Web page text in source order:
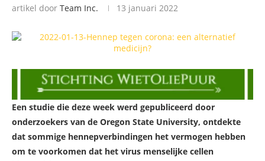
artikel door Team Inc. 13 januari 2022
Een studie die deze week werd gepubliceerd door
onderzoekers van de Oregon State University, ontdekte
dat sommige hennepverbindingen het vermogen hebben
om te voorkomen dat het virus menselijke cellen